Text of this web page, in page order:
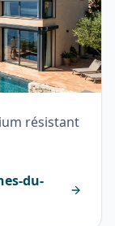
résistant
du-